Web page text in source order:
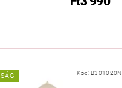
Kód: B301020N